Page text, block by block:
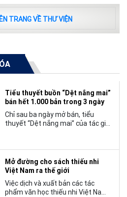
TRANG VỀ THƯ VIỆN
Tiểu thuyết buồn “Dệt nắng mai”
bán hết 1.000 bản trong 3 ngày
Chỉ sau ba ngày mở bán, tiểu
thuyết “Dệt nắng mai” của tác giả
chương trẻ khi cán mốc 1.000 bản
tiêu thụ.
Mở đường cho sách thiếu nhi
Việt Nam ra thế giới
Việc dịch và xuất bản các tác
phẩm văn học thiếu nhi Việt Nam